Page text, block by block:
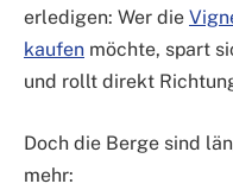
erledigen: Wer die
kaufen möchte, spart
und rollt direkt
Doch die Berge sind
mehr: